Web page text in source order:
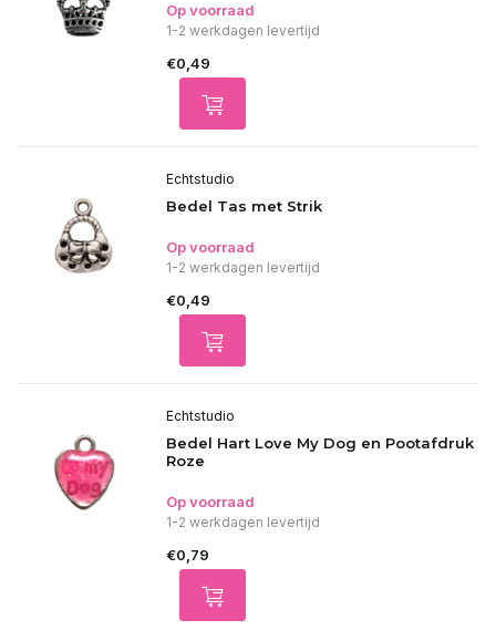
Op voorraad
1-2 werkdagen levertijd
€0,49
Echtstudio
Bedel Tas met Strik
Op voorraad
1-2 werkdagen levertijd
€0,49
Echtstudio
Bedel Hart Love My Dog en Pootafdruk
Roze
Op voorraad
1-2 werkdagen levertijd
€0,79